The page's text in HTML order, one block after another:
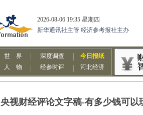
央视财经评论文字稿-有多少钱可以